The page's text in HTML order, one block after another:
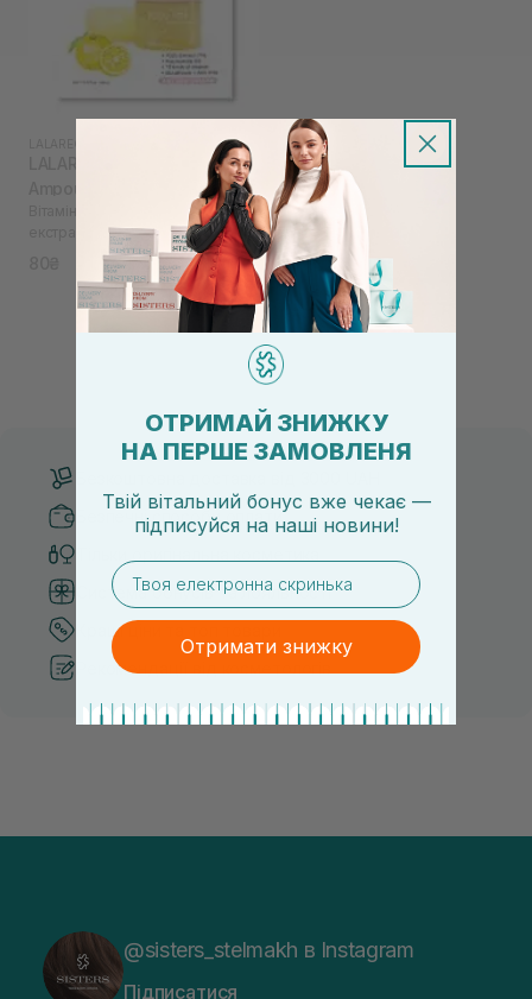
LALARECIPE YUZU VITA C
LALARECIPE Yuzu Vita C
Вітамінні педи для обличчя з
екстрактом юдзу
Безпечні способи оплати
Система бонусів та лояльності
Кращі ціни та топ товари
Рекомендації від косметологів
@sisters_stelmakh в Instagram
Підписатися
ОТРИМАЙ ЗНИЖКУ
НА ПЕРШЕ ЗАМОВЛЕНЯ
Твій вітальний бонус вже чекає —
підписуйся на наші новини!
email
Отримати знижку